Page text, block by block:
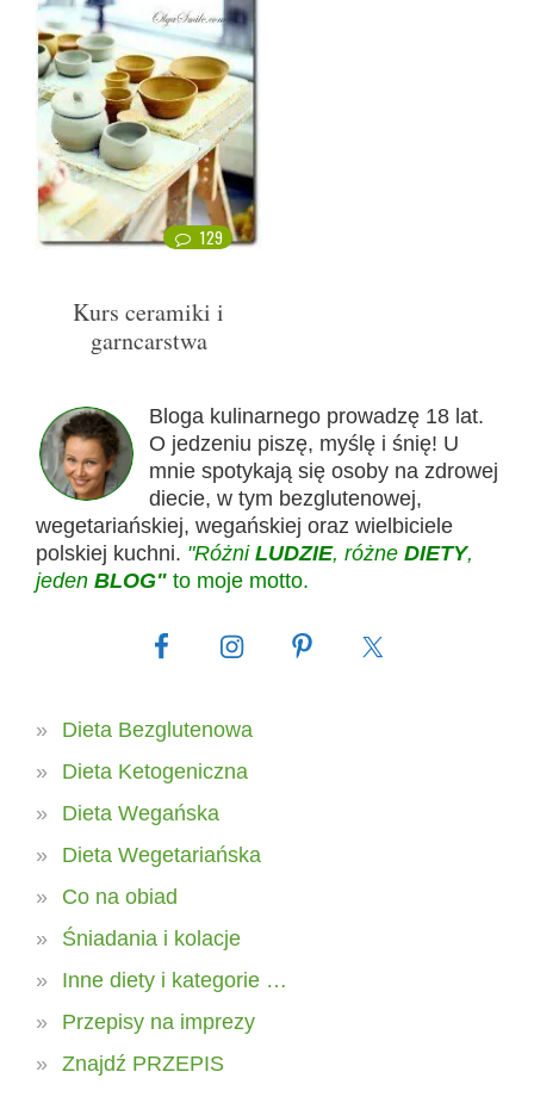
129
Kurs ceramiki i
garncarstwa
Bloga kulinarnego prowadzę 18 lat.
O jedzeniu piszę, myślę i śnię! U
mnie spotykają się osoby na zdrowej
diecie, w tym bezglutenowej,
wegetariańskiej, wegańskiej oraz wielbiciele
polskiej kuchni. "Różni LUDZIE, różne DIETY,
jeden BLOG" to moje motto.
Dieta Bezglutenowa
Dieta Ketogeniczna
Dieta Wegańska
Dieta Wegetariańska
Co na obiad
Śniadania i kolacje
Inne diety i kategorie …
Przepisy na imprezy
Znajdź PRZEPIS